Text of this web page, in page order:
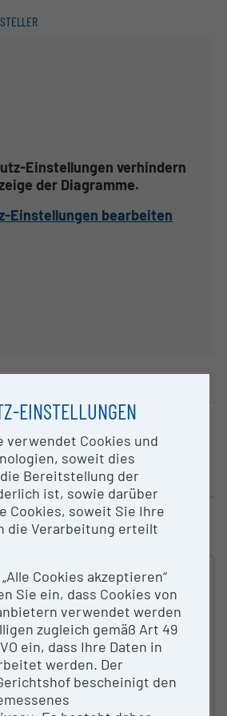
Einstellungen verhindern
der Diagramme.
Einstellungen bearbeiten
Natur­wis­sen­schaften
1,075%
SUCHEN
2012
EINSTELLUNGEN
verwendet Cookies und
soweit dies
Bereitstellung der
ist, sowie darüber
Cookies, soweit Sie Ihre
die Verarbeitung erteilt
Cookies akzeptieren“
Sie ein, dass Cookies von
verwendet werden
zugleich gemäß Art 49
ein, dass Ihre Daten in
werden. Der
bescheinigt den